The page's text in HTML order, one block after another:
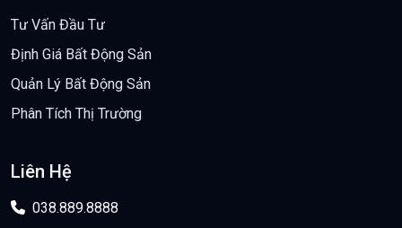
Tư Vấn Đầu Tư
Định Giá Bất Động Sản
Quản Lý Bất Động Sản
Phân Tích Thị Trường
Liên Hệ
038.889.8888